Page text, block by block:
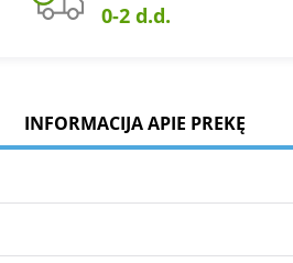
0-2 d.d.
INFORMACIJA APIE PREKĘ